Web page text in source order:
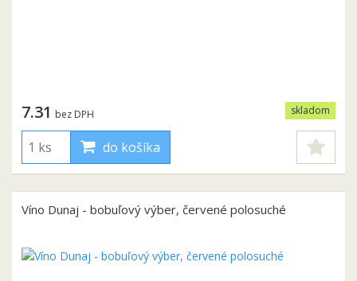
skladom
7.31 bez DPH
do košíka
Víno Dunaj - bobuľový výber, červené polosuché